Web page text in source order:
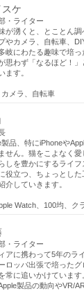
スケ
・ライター
味が湧くと、とことん
やカメラ、自転車、
岐にわたる趣味で培
思わず「なるほど！
ます。
メラ、自転車
製品、特にiPhoneや
せん。猫をこよなく
しを豊かにするライ
役立つ、ちょっとし
介していきます。
Watch、100均、ク
・ライター
アに携わって5年のラ
ロッパ出張で培った
常に追いかけていま
製品の動向やVR/